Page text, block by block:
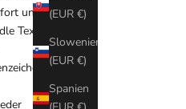
(EUR €)
Slowenien
(EUR €)
Spanien
und Halt
Textur